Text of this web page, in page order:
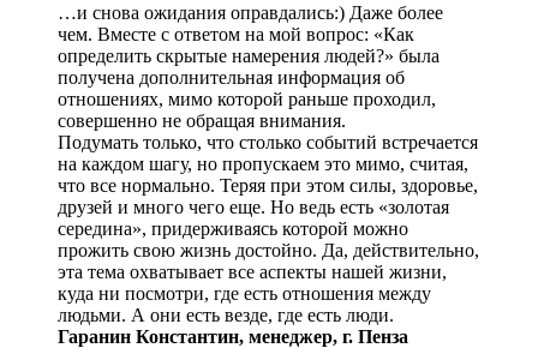
…и снова ожидания оправдались:) Даже более
чем. Вместе с ответом на мой вопрос: «Как
определить скрытые намерения людей?» была
получена дополнительная информация об
отношениях, мимо которой раньше проходил,
совершенно не обращая внимания.
Подумать только, что столько событий встречается
на каждом шагу, но пропускаем это мимо, считая,
что все нормально. Теряя при этом силы, здоровье,
друзей и много чего еще. Но ведь есть «золотая
середина», придерживаясь которой можно
прожить свою жизнь достойно. Да, действительно,
эта тема охватывает все аспекты нашей жизни,
куда ни посмотри, где есть отношения между
людьми. А они есть везде, где есть люди.
Гаранин Константин, менеджер, г. Пенза